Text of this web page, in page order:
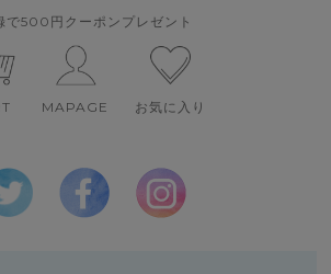
で500円クーポンプレゼント
MAPAGE お気に入り